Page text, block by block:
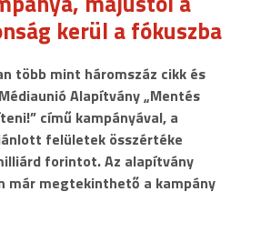
kerül a fókuszba
több mint háromszáz cikk és
Alapítvány „Mentés
című kampányával, a
felületek összértéke
forintot. Az alapítvány
már megtekinthető a kampány